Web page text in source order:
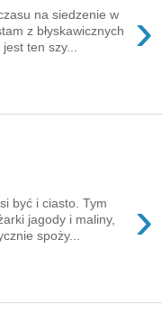
›
na siedzenie w
z błyskawicznych
ten szy...
›
być i ciasto. Tym
jagody i maliny,
spoży...